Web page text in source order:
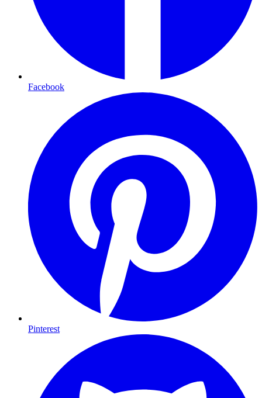
Facebook
Pinterest